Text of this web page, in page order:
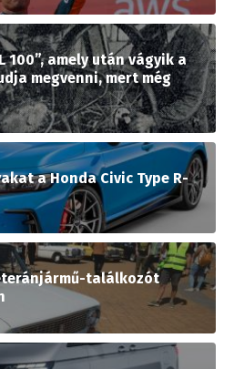
100”, amely után vágyik a
megvenni, mert még
a Honda Civic Type R-
találkozót